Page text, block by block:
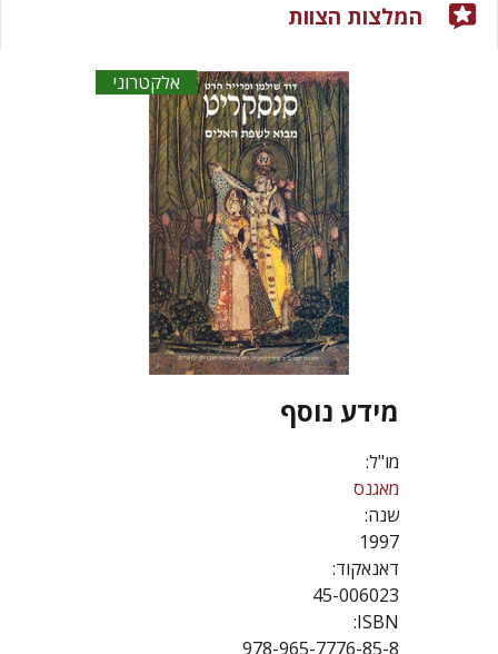
אלקטרוני
מידע נוסף
מו"ל:
מאגנס
שנה:
1997
דאנאקוד:
45-006023
ISBN:
978-965-7776-85-8
המלצות הצוות